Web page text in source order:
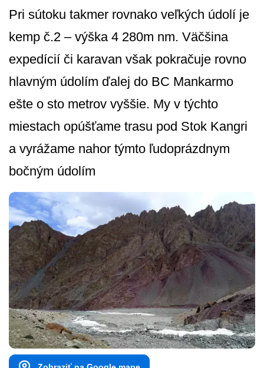
Pri sútoku takmer rovnako veľkých údolí je
kemp č.2 – výška 4 280m nm. Väčšina
expedícií či karavan však pokračuje rovno
hlavným údolím ďalej do BC Mankarmo
ešte o sto metrov vyššie. My v týchto
miestach opúšťame trasu pod Stok Kangri
a vyrážame nahor týmto ľudoprázdnym
bočným údolím